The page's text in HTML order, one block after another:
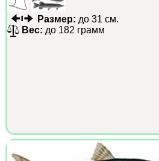
Размер: до 31 см.
Вес: до 182 грамм